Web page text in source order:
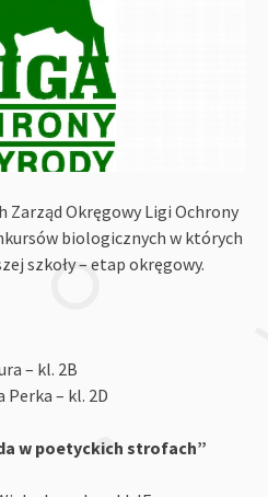
Zarząd Okręgowy Ligi Ochrony
biologicznych w których
szkoły – etap okręgowy.
– kl. 2B
– kl. 2D
w poetyckich strofach”